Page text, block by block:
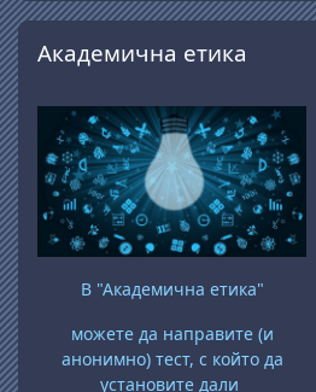
Skip Академична етика
Академична етика
В "Академична етика"
можете да направите (и
анонимно) тест, с който да
установите дали